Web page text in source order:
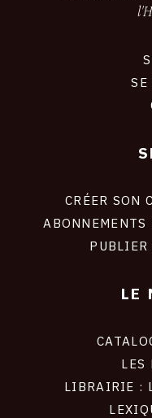
SE
CRÉER SON
ABONNEMENTS
PUBLIER
LE
LES
LIBRAIRIE :